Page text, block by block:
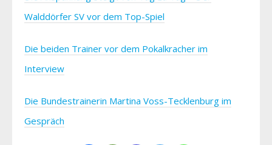
Walddörfer SV vor dem Top-Spiel
Die beiden Trainer vor dem Pokalkracher im
Interview
Die Bundestrainerin Martina Voss-Tecklenburg im
Gespräch